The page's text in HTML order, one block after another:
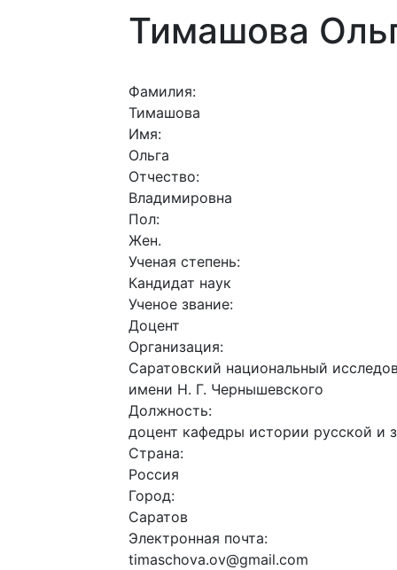
Тимашова
Фамилия:
Тимашова
Имя:
Ольга
Отчество:
Владимировна
Пол:
Жен.
Ученая степень:
Кандидат наук
Ученое звание:
Доцент
Организация:
Саратовский национальный
имени Н. Г. Чернышевского
Должность:
доцент кафедры истории русской и
Страна:
Россия
Город:
Саратов
Электронная почта:
timaschova.ov@gmail.com